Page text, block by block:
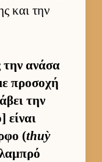
και την
την ανάσα
προσοχή
την
εί­ναι
(thuỳ